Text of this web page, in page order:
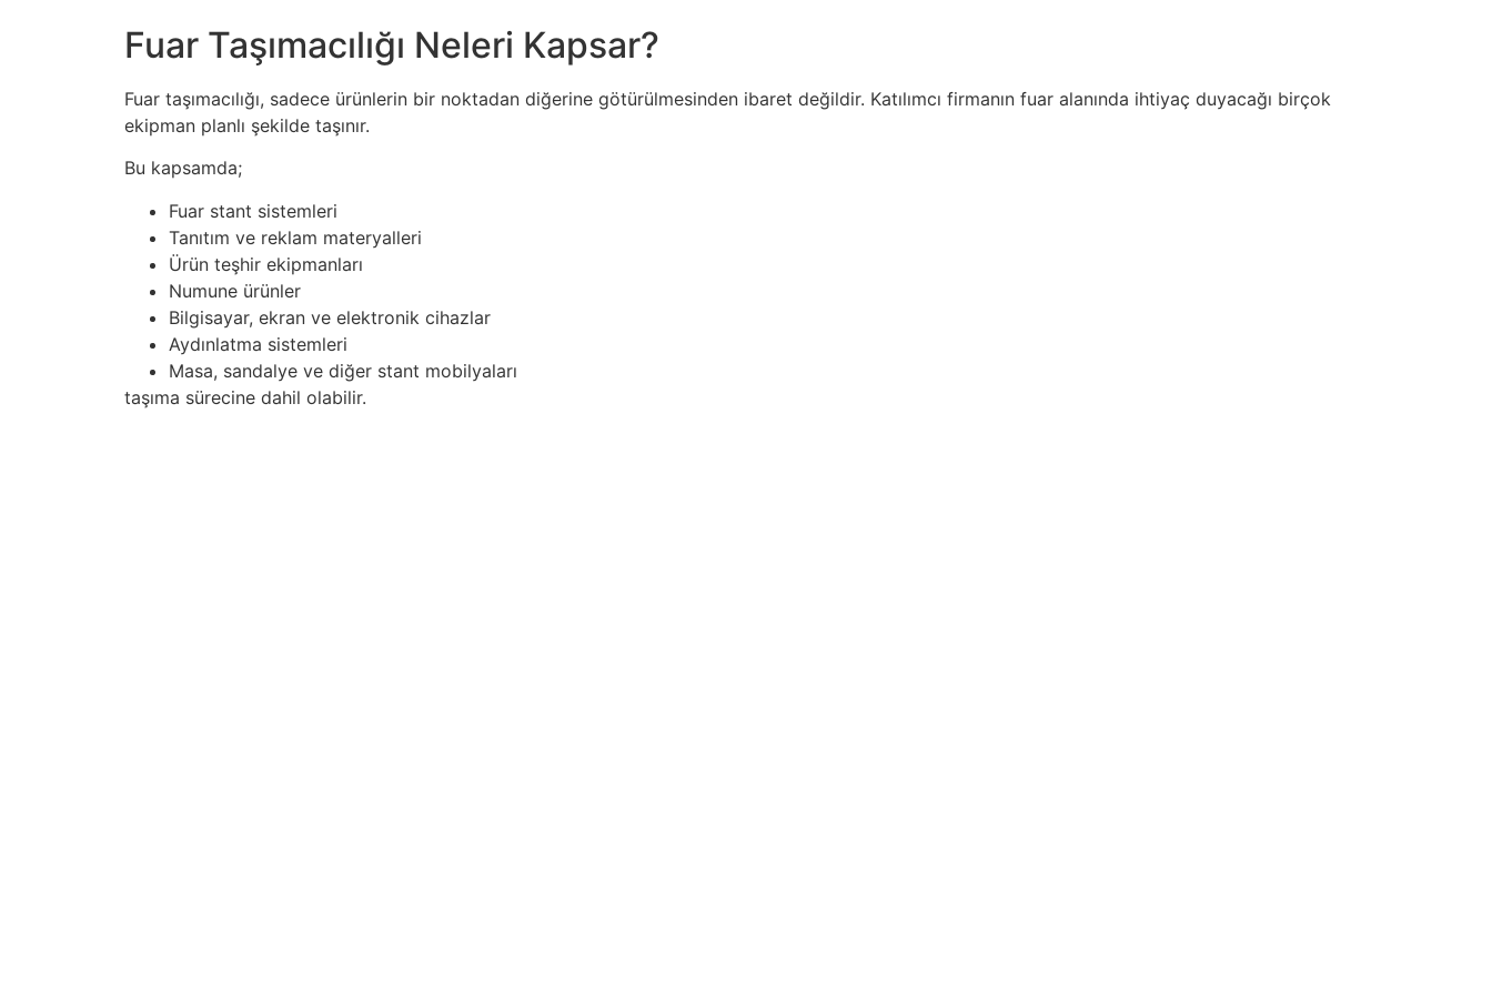
Fuar Taşımacılığı Neleri Kapsar?
Fuar taşımacılığı, sadece ürünlerin bir noktadan diğerine götürülmesinden ibaret değildir. Katılımcı firmanın fuar alanında ihtiyaç duyacağı birçok
ekipman planlı şekilde taşınır.
Bu kapsamda;
Fuar stant sistemleri
Tanıtım ve reklam materyalleri
Ürün teşhir ekipmanları
Numune ürünler
Bilgisayar, ekran ve elektronik cihazlar
Aydınlatma sistemleri
Masa, sandalye ve diğer stant mobilyaları
taşıma sürecine dahil olabilir.